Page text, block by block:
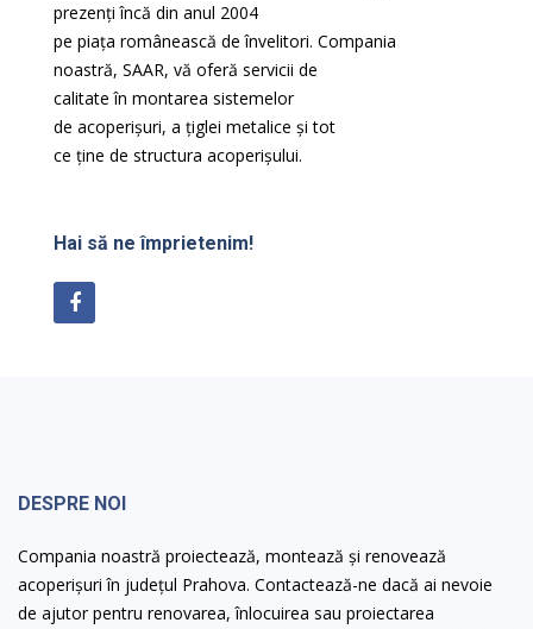
prezenți încă din anul 2004
pe piața românească deînvelitori. Compania
noastră, SAAR, vă oferă servicii de
calitateîn montarea sistemelor
de acoperișuri, a țiglei metalice și tot
ce ține de structura acoperișului.
Hai să ne împrietenim!
DESPRE NOI
Compania noastră proiectează, montează și renovează
acoperișuri în județul Prahova. Contactează-ne dacă ai nevoie
de ajutor pentru renovarea, înlocuirea sau proiectarea